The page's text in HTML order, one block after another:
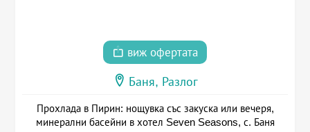
виж офертата
Баня, Разлог
Прохлада в Пирин: нощувка със закуска или вечеря,
минерални басейни в хотел Seven Seasons, с. Баня